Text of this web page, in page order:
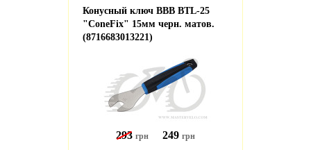
Конусный ключ BBB BTL-25
"ConeFix" 15мм черн. матов.
(8716683013221)
293 грн 249 грн